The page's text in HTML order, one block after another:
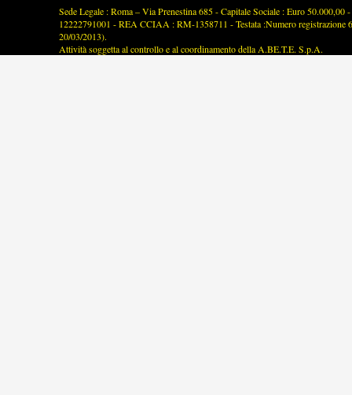
Sede Legale : Roma – Via Prenestina 685 - Capitale Sociale : Euro
12222791001 - REA CCIAA : RM-1358711 - Testata :Numero registrazione
20/03/2013).
Attività soggetta al controllo e al coordinamento della A.BE.T.E. S.p.A.